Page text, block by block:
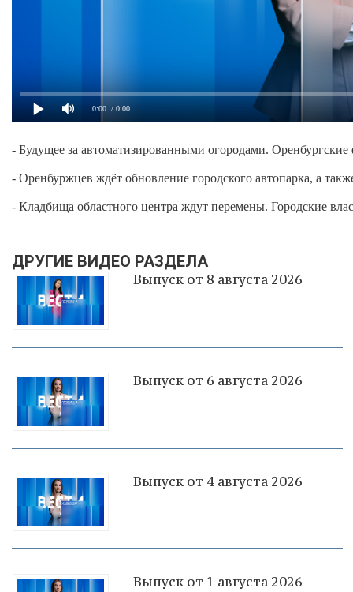
0:00 / 0:00
- Будущее за автоматизированными огородами.
- Оренбуржцев ждёт обновление городского автопарка, а
- Кладбища областного центра ждут перемены. Городские
ДРУГИЕ ВИДЕО РАЗДЕЛА
Выпуск от 8 августа 2026
Выпуск от 6 августа 2026
Выпуск от 4 августа 2026
Выпуск от 1 августа 2026